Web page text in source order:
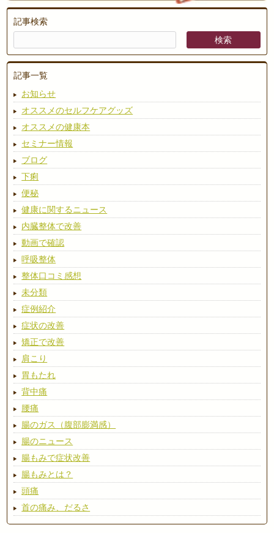
記事検索
記事一覧
お知らせ
オススメのセルフケアグッズ
オススメの健康本
セミナー情報
ブログ
下痢
便秘
健康に関するニュース
内臓整体で改善
動画で確認
呼吸整体
整体口コミ感想
未分類
症例紹介
症状の改善
矯正で改善
肩こり
胃もたれ
背中痛
腰痛
腸のガス（腹部膨満感）
腸のニュース
腸もみで症状改善
腸もみとは？
頭痛
首の痛み、だるさ